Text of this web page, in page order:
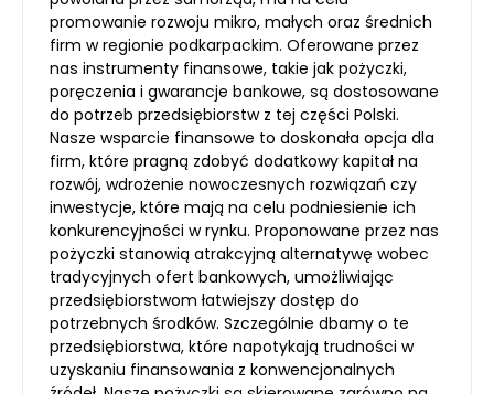
promowanie rozwoju mikro, małych oraz średnich
firm w regionie podkarpackim. Oferowane przez
nas instrumenty finansowe, takie jak pożyczki,
poręczenia i gwarancje bankowe, są dostosowane
do potrzeb przedsiębiorstw z tej części Polski.
Nasze wsparcie finansowe to doskonała opcja dla
firm, które pragną zdobyć dodatkowy kapitał na
rozwój, wdrożenie nowoczesnych rozwiązań czy
inwestycje, które mają na celu podniesienie ich
konkurencyjności w rynku. Proponowane przez nas
pożyczki stanowią atrakcyjną alternatywę wobec
tradycyjnych ofert bankowych, umożliwiając
przedsiębiorstwom łatwiejszy dostęp do
potrzebnych środków. Szczególnie dbamy o te
przedsiębiorstwa, które napotykają trudności w
uzyskaniu finansowania z konwencjonalnych